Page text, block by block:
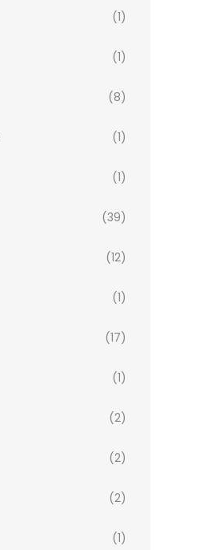
(1)
(1)
(8)
(1)
(1)
(39)
(12)
(1)
(17)
(1)
(2)
(2)
(2)
(1)